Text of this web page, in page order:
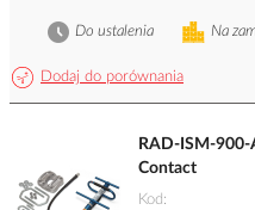
Dodaj do porównania
Na
Do ustalenia
RAD-ISM-
Contact
Kod